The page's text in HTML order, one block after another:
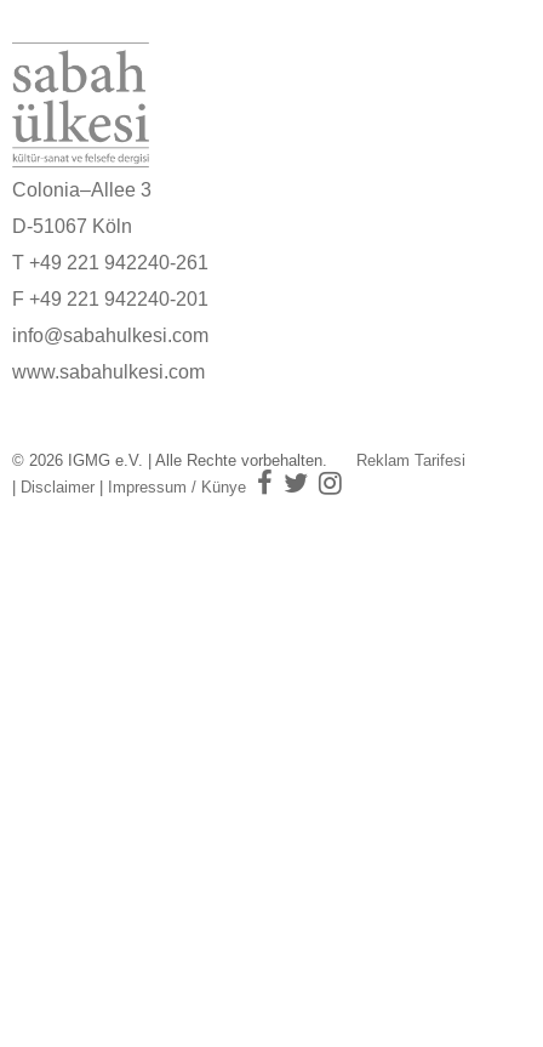
Colonia–Allee 3
D-51067 Köln
T +49 221 942240-261
F +49 221 942240-201
info@sabahulkesi.com
www.sabahulkesi.com
© 2026 IGMG e.V. | Alle Rechte vorbehalten.
Reklam Tarifesi
Disclaimer Impressum / Künye